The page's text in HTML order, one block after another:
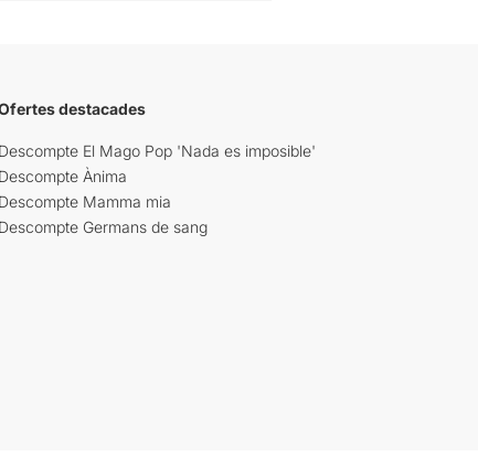
destacades
Descompte El Mago Pop 'Nada es imposible'
Descompte Ànima
Descompte Mamma mia
Descompte Germans de sang